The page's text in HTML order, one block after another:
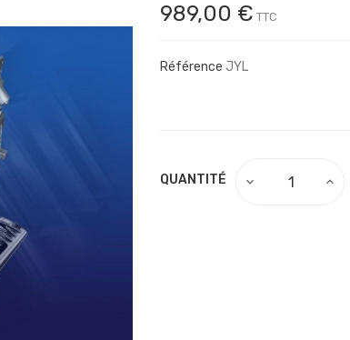
989,00 € TTC
Référence JYL
QUANTITÉ